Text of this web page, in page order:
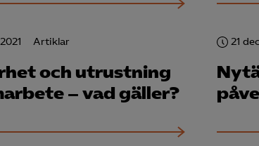
Marknadsförings-
visa relevanta och
Google Ads
Artiklar
och utrustning
– vad gäller?
21